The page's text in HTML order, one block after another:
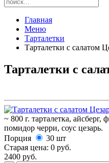
Главная
Меню
Тарталетки
Тарталетки с салатом
Тарталетки с
~ 800 г. тарталетка,
помидор черри, соус цезарь.
Порция
30 шт
Старая цена: 0 руб.
2400 руб.